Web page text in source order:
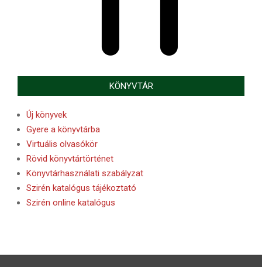
KÖNYVTÁR
Új könyvek
Gyere a könyvtárba
Virtuális olvasókör
Rövid könyvtártörténet
Könyvtárhasználati szabályzat
Szirén katalógus tájékoztató
Szirén online katalógus